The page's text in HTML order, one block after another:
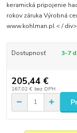
keramická pripojenie
rokov záruka Výrobná
www.kohlman.pl < / div>
Dostupnosť 3-7
205,44 €
167,02 € bez DPH